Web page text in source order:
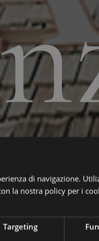
di navigazione.
la nostra policy per i
Targeting